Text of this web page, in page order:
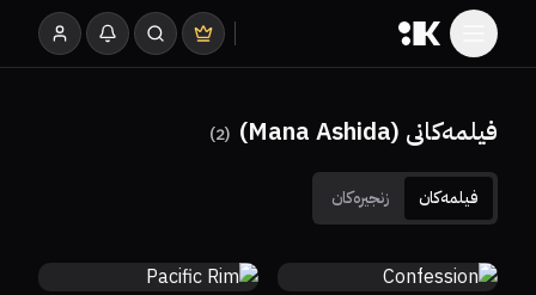
فیلمەکانی (Mana Ashida) (
2
)
فیلمەکان زنجیرەکان 7.7
80%